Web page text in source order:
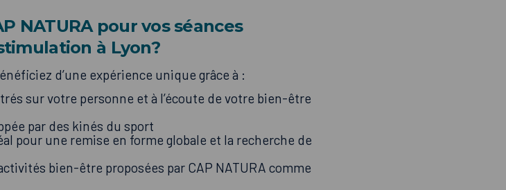
NATURA pour vos séances
à Lyon?
d’une expérience unique grâce à :
sur votre personne et à l’écoute de votre bien-être
par des kinés du sport
pour une remise en forme globale et la recherche de
bien-être proposées par CAP NATURA comme